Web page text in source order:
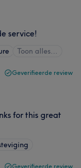
service!
Toon alles…
Geverifieerde review
for this great
Geverifieerde review